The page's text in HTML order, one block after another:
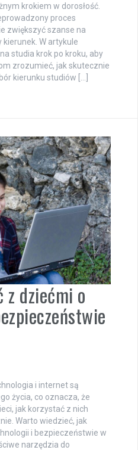
krokiem w dorosłość.
proces
zwiększyć szanse na
W artykule
studia krok po kroku, aby
zrozumieć, jak skutecznie
kierunku studiów […]
z dziećmi o
i internet są
życia, co oznacza, że
jak korzystać z nich
Warto wiedzieć, jak
i bezpieczeństwie w
narzędzia do